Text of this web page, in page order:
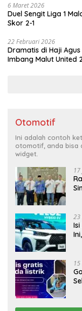
6 Maret 2026
Duel Sengit Liga 1
Skor 2-1
22 Februari 2026
Dramatis di Haji
Imbang Malut United
Otomotif
Ini adalah contoh
otomotif, anda bisa
widget.
23